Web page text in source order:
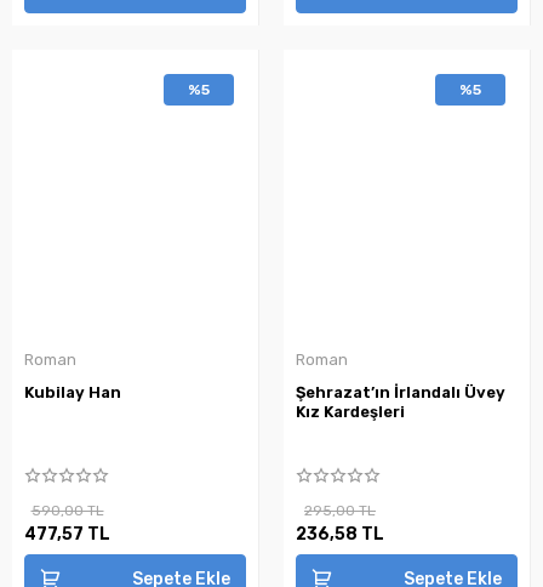
%5
Roman
Kubilay Han
590,00 TL
477,57 TL
Sepete Ekle
%5
Roman
Şehrazat’ın İrlandalı Üvey
Kız Kardeşleri
295,00 TL
236,58 TL
Sepete Ekle